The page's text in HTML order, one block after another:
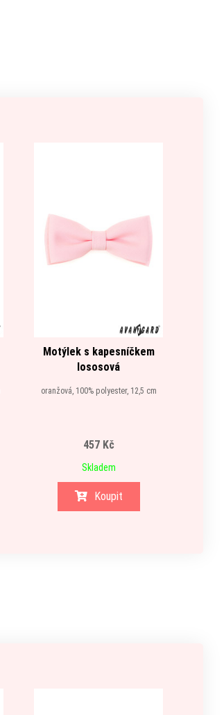
Motýlek s kapesníčkem
lososová
oranžová, 100% polyester, 12,5 cm
457 Kč
Skladem
Koupit